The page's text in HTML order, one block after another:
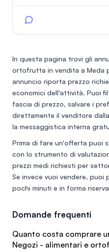
In questa pagina trovi gli
ortofrutta in vendita a Meda
annuncio riporta prezzo
economici dell'attività. Puoi
fascia di prezzo, salvare i
direttamente il venditore
la messaggistica interna
Prima di fare un'offerta puoi
con lo strumento di
prezzi medi richiesti per
Se invece vuoi vendere, puoi
pochi minuti e in forma
Domande frequenti
Quanto costa comprare
Negozi - alimentari e